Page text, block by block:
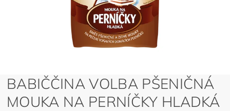
BABIČČINA VOLBA PŠENIČNÁ
MOUKA NA PERNÍČKY HLADKÁ